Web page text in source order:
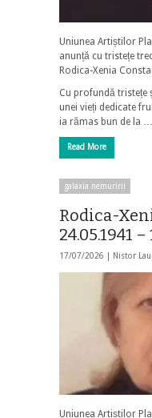
Uniunea Artiștilor
anunță cu tristețe
Rodica-Xenia
Cu profundă tristețe
unei vieți dedicate
ia rămas bun de la …
Read More
galaxia nemuririi
Rodica-
24.05.1941 –
17/07/2026 | Nistor
Uniunea Artiștilor